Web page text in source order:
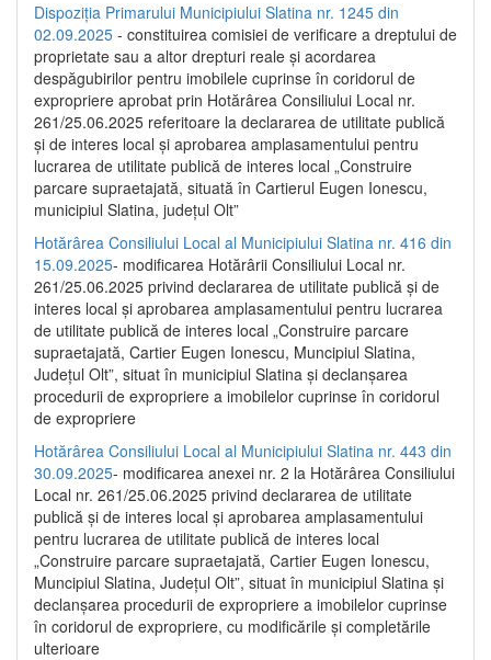
Dispoziția Primarului Municipiului Slatina nr. 1245 din
02.09.2025 - constituirea comisiei de verificare a dreptului de
proprietate sau a altor drepturi reale și acordarea
despăgubirilor pentru imobilele cuprinse în coridorul de
expropriere aprobat prin Hotărârea Consiliului Local nr.
261/25.06.2025 referitoare la declararea de utilitate publică
și de interes local și aprobarea amplasamentului pentru
lucrarea de utilitate publică de interes local „Construire
parcare supraetajată, situată în Cartierul Eugen Ionescu,
municipiul Slatina, județul Olt”
Hotărârea Consiliului Local al Municipiului Slatina nr. 416 din
15.09.2025- modificarea Hotărârii Consiliului Local nr.
261/25.06.2025 privind declararea de utilitate publică și de
interes local și aprobarea amplasamentului pentru lucrarea
de utilitate publică de interes local „Construire parcare
supraetajată, Cartier Eugen Ionescu, Muncipiul Slatina,
Județul Olt”, situat în municipiul Slatina și declanșarea
procedurii de expropriere a imobilelor cuprinse în coridorul
de expropriere
Hotărârea Consiliului Local al Municipiului Slatina nr. 443 din
30.09.2025- modificarea anexei nr. 2 la Hotărârea Consiliului
Local nr. 261/25.06.2025 privind declararea de utilitate
publică şi de interes local şi aprobarea amplasamentului
pentru lucrarea de utilitate publică de interes local
„Construire parcare supraetajată, Cartier Eugen Ionescu,
Muncipiul Slatina, Judeţul Olt”, situat în municipiul Slatina şi
declanşarea procedurii de expropriere a imobilelor cuprinse
în coridorul de expropriere, cu modificările şi completările
ulterioare